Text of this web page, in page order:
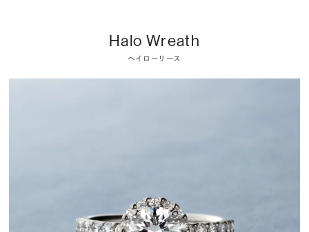
Halo Wreath
ヘイローリース